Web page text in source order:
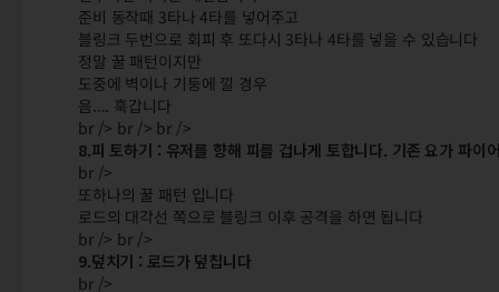
준비 동작때 3타나 4타를 넣어주고
블링크 두번으로 회피 후 또다시 3타나 4타를 넣을 수 있습니다
정말 꿀 패턴이지만
도중에 벽이나 기둥에 낄 경우
음.... 훅갑니다
br /> br /> br />
8.피 토하기 : 유저를 향해 피를 겁나게 토합니다. 기존 요가 파이
br />
또하나의 꿀 패턴 입니다
로드의 대각선 쪽으로 블링크 이후 공격을 하면 됩니다
br /> br />
9.덮치기 : 로드가 덮칩니다
br />